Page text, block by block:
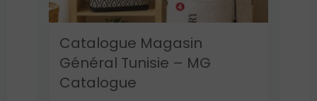
Catalogue Magasin
Général Tunisie – MG
Catalogue